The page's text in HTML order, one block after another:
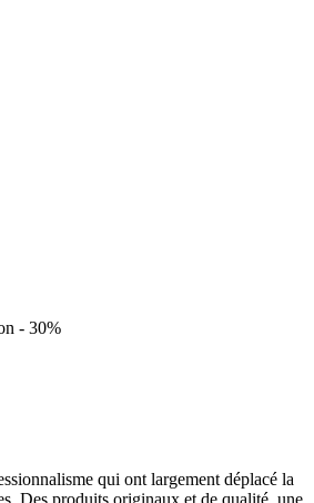
- 30%
qui ont largement déplacé la